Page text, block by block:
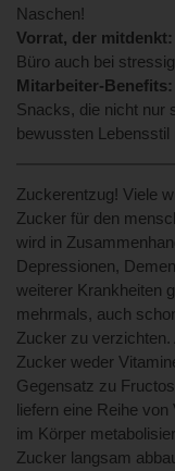
Naschen!
Vorrat, der mitdenkt:
Büro auch bei
Mitarbeiter-Benefits:
Snacks, die nicht nur
bewussten Lebensstil
Zuckerentzug! Viele
Zucker für den
wird in
Depressionen,
weiterer Krankheiten
mehrmals, auch
Zucker zu
Zucker weder
Gegensatz zu
liefern eine Reihe
im Körper
Zucker langsam